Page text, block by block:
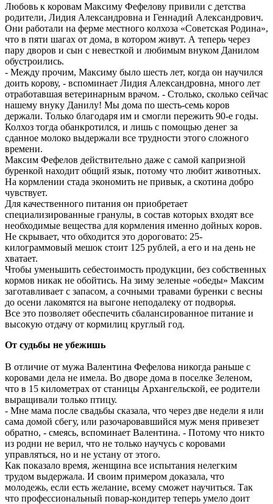
Любовь к коровам Максиму Фефелову привили с детства
родители, Лидия Александровна и Геннадий Александрович.
Они работали на ферме местного колхоза «Советская Родина»,
что в пяти шагах от дома, в котором живут. А теперь через
пару дворов и сын с невесткой и любимым внуком Данилом
обустроились.
- Между прочим, Максиму было шесть лет, когда он научился
доить корову, - вспоминает Лидия Александровна, много лет
отработавшая ветеринарным врачом. - Столько, сколько сейчас
нашему внуку Данилу! Мы дома по шесть-семь коров
держали. Только благодаря им и смогли пережить 90-е годы.
Колхоз тогда обанкротился, и лишь с помощью денег за
сданное молоко выдержали все трудности этого сложного
времени.
Максим Фефелов действительно даже с самой капризной
буренкой находит общий язык, потому что любит животных.
На кормлении стада экономить не привык, а скотина добро
чувствует.
Для качественного питания он приобретает
специализированные гранулы, в состав которых входят все
необходимые вещества для кормления именно дойных коров.
Не скрывает, что обходится это дороговато: 25-
килограммовый мешок стоит 125 рублей, а его и на день не
хватает.
Чтобы уменьшить себестоимость продукции, без собственных
кормов никак не обойтись. На зиму зеленые «обеды» Максим
заготавливает с запасом, а сочными травами буренки с весны
до осени лакомятся на выгоне неподалеку от подворья.
Все это позволяет обеспечить сбалансированное питание и
высокую отдачу от кормилиц круглый год.
От судьбы не убежишь
В отличие от мужа Валентина Фефелова никогда раньше с
коровами дела не имела. Во дворе дома в поселке Зеленом,
что в 15 километрах от станицы Архангельской, ее родители
выращивали только птицу.
- Мне мама после свадьбы сказала, что через две недели я или
сама домой сбегу, или разочаровавшийся муж меня привезет
обратно, - смеясь, вспоминает Валентина. - Потому что никто
из родни не верил, что не только научусь с коровами
управляться, но и не устану от этого.
Как показало время, женщина все испытания нелегким
трудом выдержала. И своим примером доказала, что
молодежь, если есть желание, всему сможет научиться. Так
что профессиональный повар-кондитер теперь умело доит